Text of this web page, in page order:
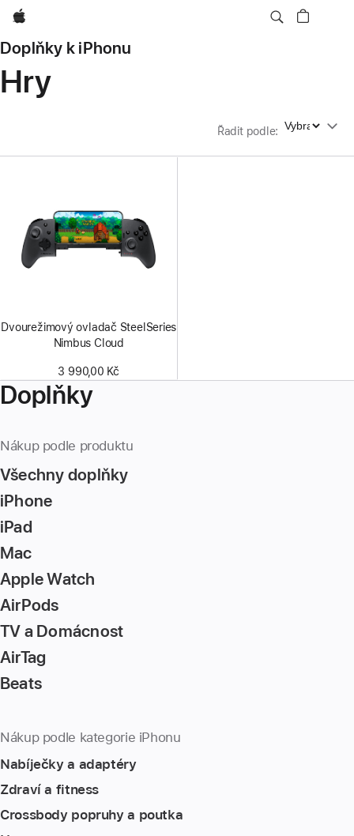
Apple
Doplňky k iPhonu
Hry
Řadit podle: Řadit podle
Dvourežimový ovladač SteelSeries
Nimbus Cloud
3 990,00 Kč
Doplňky
Nákup podle produktu
Všechny doplňky
iPhone
iPad
Mac
Apple Watch
AirPods
TV a Domácnost
AirTag
Beats
Nákup podle kategorie iPhonu
Nabíječky a adaptéry
Zdraví a fitness
Crossbody popruhy a poutka